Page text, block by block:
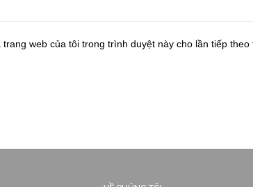
web của tôi trong trình duyệt này cho lần tiếp theo